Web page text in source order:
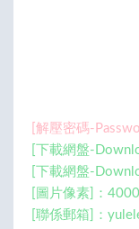
[解壓密碼-
[下載網盤-
[下載網盤-
[圖片像素]：
[聯係郵箱]：